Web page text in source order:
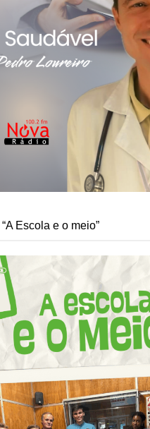
Escola e o meio”